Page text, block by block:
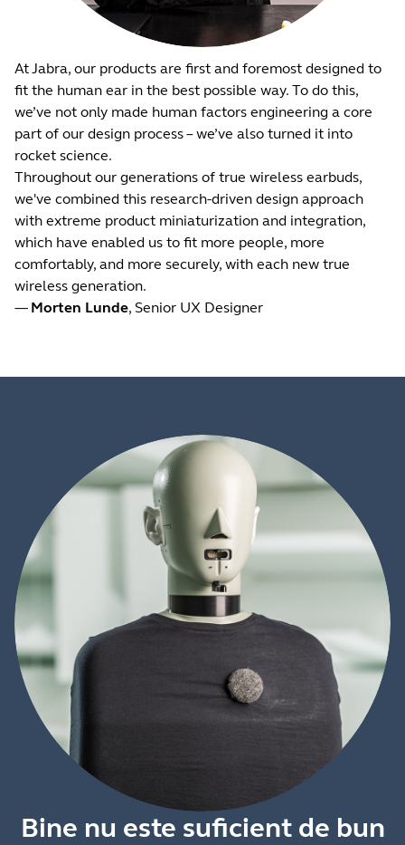
At Jabra, our products are first and foremost designed to
fit the human ear in the best possible way. To do this,
we’ve not only made human factors engineering a core
part of our design process – we’ve also turned it into
rocket science.
Throughout our generations of true wireless earbuds,
we've combined this research-driven design approach
with extreme product miniaturization and integration,
which have enabled us to fit more people, more
comfortably, and more securely, with each new true
wireless generation.
— Morten Lunde, Senior UX Designer
Bine nu este suficient de bun